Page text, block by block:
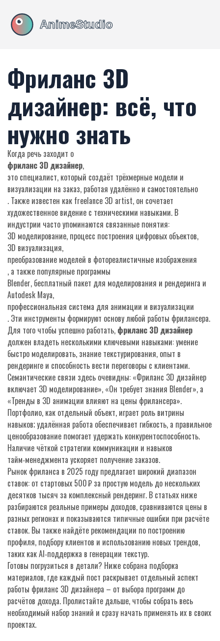
Фриланс 3D
дизайнер: всё, что
нужно знать
Когда речь заходит о
фриланс 3D дизайнер,
это специалист, который создаёт трёхмерные модели и
визуализации на заказ, работая удалённо и самостоятельно
. Также известен как freelance 3D artist, он сочетает
художественное видение с техническими навыками. В
индустрии часто упоминаются связанные понятия:
3D моделирование, процесс построения цифровых объектов,
3D визуализация,
преобразование моделей в фотореалистичные изображения
, а также популярные программы
Blender, бесплатный пакет для моделирования и рендеринга и
Autodesk Maya,
профессиональная система для анимации и визуализации
. Эти инструменты формируют основу любой работы фрилансера.
Для того чтобы успешно работать, фриланс 3D дизайнер
должен владеть несколькими ключевыми навыками: умение
быстро моделировать, знание текстурирования, опыт в
рендеринге и способность вести переговоры с клиентами.
Семантические связи здесь очевидны: «Фриланс 3D дизайнер
включает 3D моделирование», «Он требует знания Blender», а
«Тренды в 3D анимации влияют на цены фрилансера».
Портфолио, как отдельный объект, играет роль витрины
навыков; удалённая работа обеспечивает гибкость, а правильное
ценообразование помогает удержать конкурентоспособность.
Наличие чёткой стратегии коммуникации и навыков
тайм‑менеджмента ускоряет получение заказов.
Рынок фриланса в 2025 году предлагает широкий диапазон
ставок: от стартовых 500 ₽ за простую модель до нескольких
десятков тысяч за комплексный рендеринг. В статьях ниже
разбираются реальные примеры доходов, сравниваются цены в
разных регионах и показываются типичные ошибки при расчёте
ставок. Вы также найдёте рекомендации по построению
профиля, подбору клиентов и использованию новых трендов,
таких как AI‑поддержка в генерации текстур.
Готовы погрузиться в детали? Ниже собрана подборка
материалов, где каждый пост раскрывает отдельный аспект
работы фриланс 3D дизайнера – от выбора программ до
расчётов дохода. Пролистайте дальше, чтобы собрать весь
необходимый набор знаний и сразу начать применять их в своих
проектах.